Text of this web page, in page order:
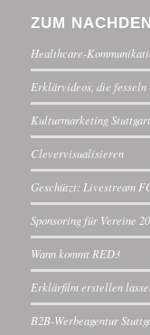
ZUM
Healthcare-
Erklärvideos, die fesseln
Kulturmarketing Stuttgart
Clevervisualisieren
Geschützt: Livestream
Sponsoring für Vereine
Wann kommt RED3
Erklärfilm erstellen
B2B-Werbeagentur